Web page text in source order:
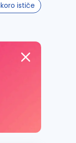
ističe